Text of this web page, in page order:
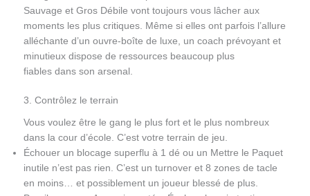
Sauvage et Gros Débile vont toujours vous lâcher aux
moments les plus critiques. Même si elles ont parfois l’allure
alléchante d’un ouvre-boîte de luxe, un coach prévoyant et
minutieux dispose de ressources beaucoup plus
fiables dans son arsenal.
3. Contrôlez le terrain
Vous voulez être le gang le plus fort et le plus nombreux
dans la cour d’école. C’est votre terrain de jeu.
Échouer un blocage superflu à 1 dé ou un Mettre le Paquet
inutile n’est pas rien. C’est un turnover et 8 zones de tacle
en moins… et possiblement un joueur blessé de plus.